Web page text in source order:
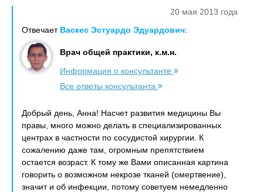
20 мая 2013 года
Отвечает Васкес Эстуардо Эдуардович:
Врач общей практики, к.м.н.
Информация о консультанте
Все ответы консультанта
Добрый день, Анна! Насчет развития медицины Вы
правы, много можно делать в специализированных
центрах в частности по сосудистой хирургии. К
сожалению даже там, огромным препятствием
остается возраст. К тому же Вами описанная картина
говорить о возможном некрозе тканей (омертвение),
значит и об инфекции, потому советуем немедленно